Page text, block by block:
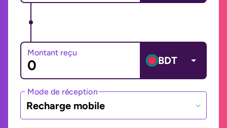
Montant reçu
BDT
Mode de réception
Recharge mobile